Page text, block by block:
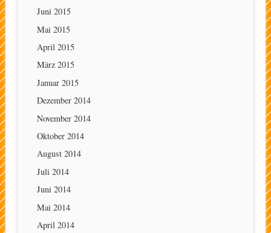
Juni 2015
Mai 2015
April 2015
März 2015
Januar 2015
Dezember 2014
November 2014
Oktober 2014
August 2014
Juli 2014
Juni 2014
Mai 2014
April 2014